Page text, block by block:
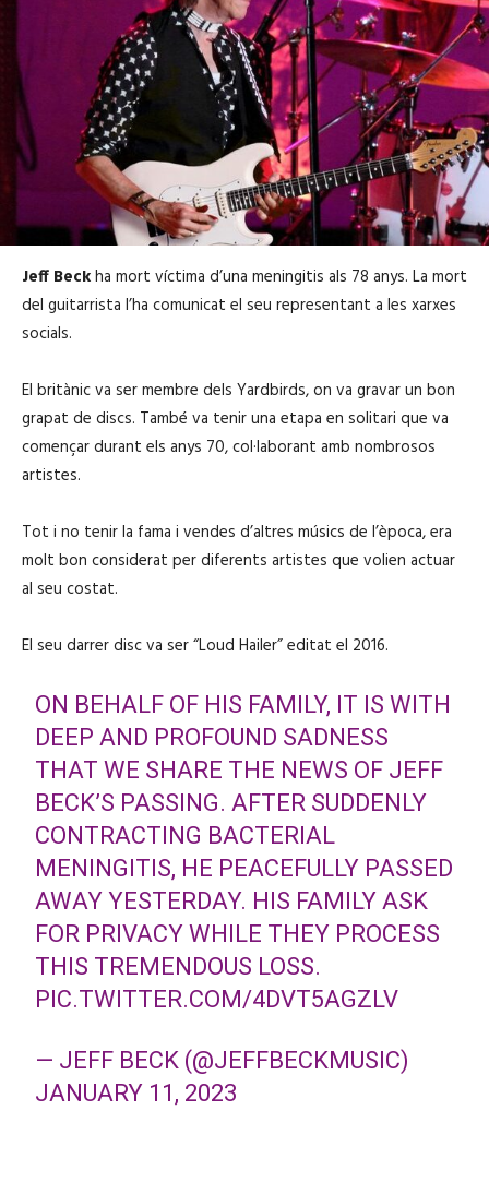
Jeff Beckha mort víctima d’una meningitis als 78 anys. La mort
del guitarrista l’ha comunicat el seu representant a les xarxes
socials.
El britànic va ser membre dels Yardbirds, on va gravar un bon
grapat de discs. També va tenir una etapa en solitari que va
començar durant els anys 70, col·laborant amb nombrosos
artistes.
Tot i no tenir la fama i vendes d’altres músics de l’època, era
molt bon considerat per diferents artistes que volien actuar
al seu costat.
El seu darrer disc va ser “Loud Hailer” editat el 2016.
ON BEHALF OF HIS FAMILY, IT IS WITH
DEEP AND PROFOUND SADNESS
THAT WE SHARE THE NEWS OF JEFF
BECK’S PASSING. AFTER SUDDENLY
CONTRACTING BACTERIAL
MENINGITIS, HE PEACEFULLY PASSED
AWAY YESTERDAY. HIS FAMILY ASK
FOR PRIVACY WHILE THEY PROCESS
THIS TREMENDOUS LOSS.
PIC.TWITTER.COM/4DVT5AGZLV
— JEFF BECK (@JEFFBECKMUSIC)
JANUARY 11, 2023